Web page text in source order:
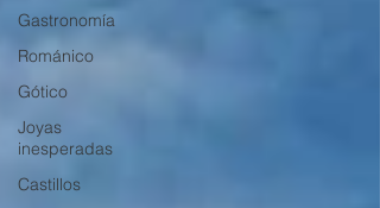
Gastronomía
Románico
Gótico
Joyas
inesperadas
Castillos